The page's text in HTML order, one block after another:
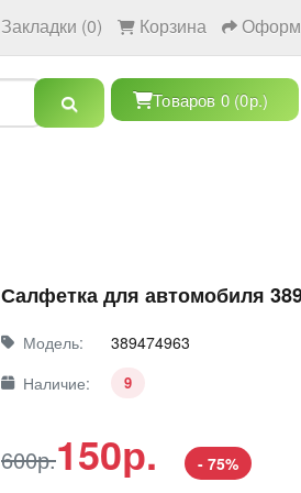
Закладки (0) Корзина
Товаров 0 (0р.)
Салфетка для автомобиля
Модель:
389474963
Наличие:
9
600р.150р. - 75%